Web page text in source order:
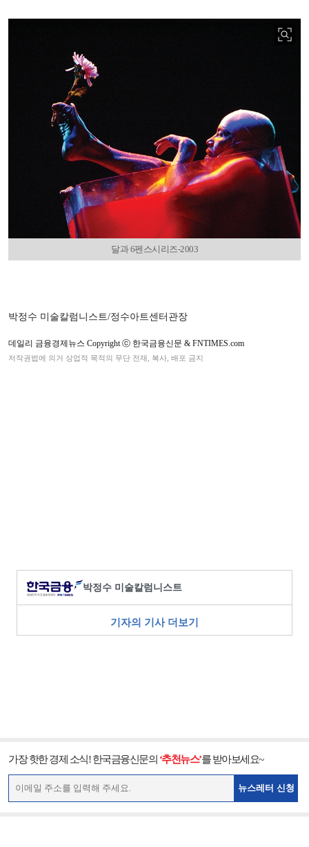
달과 6펜스시리즈-2003
박정수 미술칼럼니스트/정수아트센터관장
데일리 금융경제뉴스 Copyright ⓒ 한국금융신문 & FNTIMES.com
저작권법에 의거 상업적 목적의 무단 전재, 복사, 배포 금지
박정수 미술칼럼니스트
기자의 기사 더보기
가장 핫한 경제 소식! 한국금융신문의 ‘추천뉴스’를 받아보세요~
뉴스레터 신청